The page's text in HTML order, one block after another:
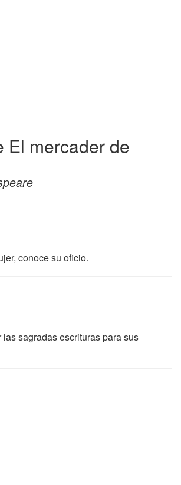
El mercader de
conoce su oficio.
sagradas escrituras para sus